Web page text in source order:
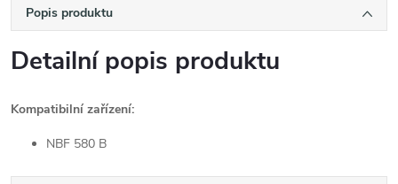
Popis produktu
Detailní popis produktu
Kompatibilní zařízení:
NBF 580 B